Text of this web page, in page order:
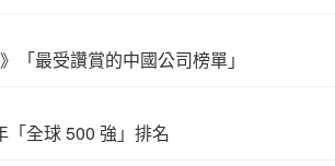
「最受讚賞的中國公司榜單」
「全球 500 強」排名